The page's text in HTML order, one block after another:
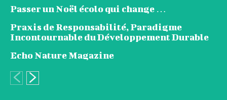
Passer un Noël écolo qui change …
Praxis de Responsabilité, Paradigme
Incontournable du Développement Durable
Echo Nature Magazine